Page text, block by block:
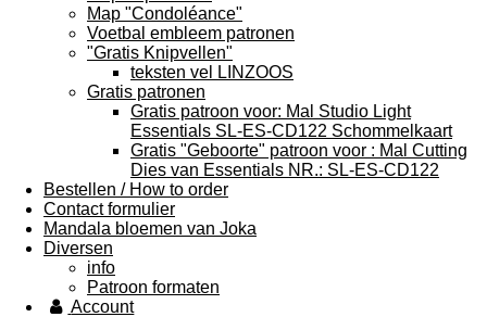
Map "Condoléance"
Voetbal embleem patronen
"Gratis Knipvellen"
teksten vel LINZOOS
Gratis patronen
Gratis patroon voor: Mal Studio Light
Essentials SL-ES-CD122 Schommelkaart
Gratis "Geboorte" patroon voor : Mal Cutting
Dies van Essentials NR.: SL-ES-CD122
Bestellen / How to order
Contact formulier
Mandala bloemen van Joka
Diversen
info
Patroon formaten
Account